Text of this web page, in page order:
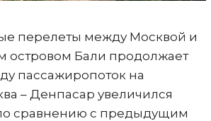
перелеты между Москвой и
островом Бали продолжает
пассажиропоток на
– Денпасар увеличился
сравнению с предыдущим